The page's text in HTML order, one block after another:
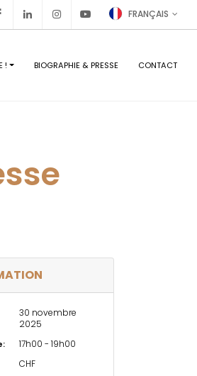
FacebookLinkedinInstagramYoutubeFRANÇAIS
! BIOGRAPHIE & PRESSE CONTACT
30 novembre
2025
17h00 - 19h00
CHF